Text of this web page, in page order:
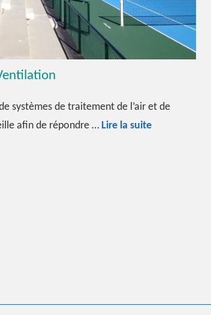
systèmes de traitement de l’air et de
afin de répondre … Lire la suiteTraitement